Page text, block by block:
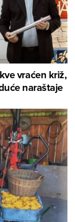
vraćen križ,
naraštaje